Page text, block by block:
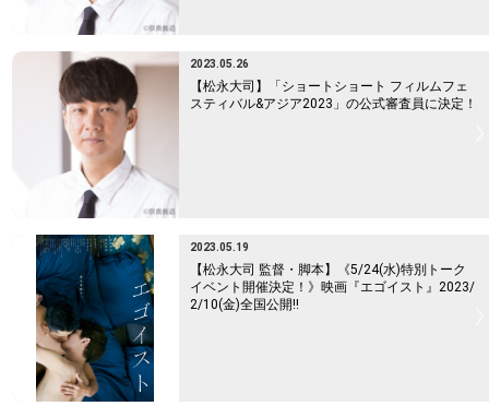
2023.05.26
【松永大司】「ショートショート フィルムフェ
スティバル&アジア2023」の公式審査員に決定！
2023.05.19
【松永大司 監督・脚本】《5/24(水)特別トーク
イベント開催決定！》映画『エゴイスト』2023/
2/10(金)全国公開!!